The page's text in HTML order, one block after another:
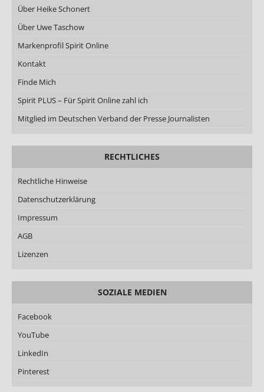
Über Heike Schonert
Über Uwe Taschow
Markenprofil Spirit Online
Kontakt
Finde Mich
Spirit PLUS – Für Spirit Online zahl ich
Mitglied im Deutschen Verband der Presse Journalisten
RECHTLICHES
Rechtliche Hinweise
Datenschutzerklärung
Impressum
AGB
Lizenzen
SOZIALE MEDIEN
Facebook
YouTube
LinkedIn
Pinterest